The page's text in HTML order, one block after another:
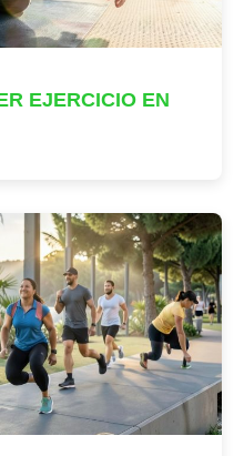
EJERCICIO EN